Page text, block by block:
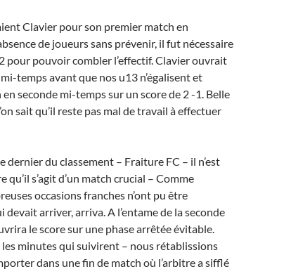
Clavier pour son premier match en
de joueurs sans prévenir, il fut nécessaire
pour pouvoir combler l’effectif. Clavier ouvrait
temps avant que nos u13 n’égalisent et
seconde mi-temps sur un score de 2 -1. Belle
sait qu’il reste pas mal de travail à effectuer
dernier du classement – Fraiture FC – il n’est
qu’il s’agit d’un match crucial – Comme
occasions franches n’ont pu être
devait arriver, arriva. A l’entame de la seconde
le score sur une phase arrêtée évitable.
minutes qui suivirent – nous rétablissions
dans une fin de match où l’arbitre a sifflé